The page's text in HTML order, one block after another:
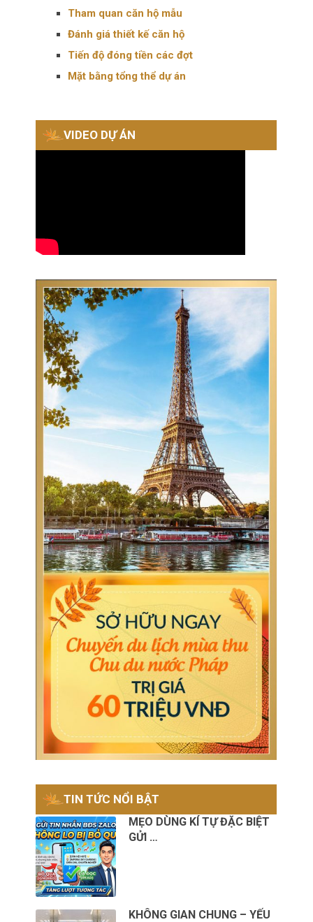
Tham quan căn hộ mẫu
Đánh giá thiết kế căn hộ
Tiến độ đóng tiền các đợt
Mặt bằng tổng thể dự án
VIDEO DỰ ÁN
TIN TỨC NỔI BẬT
MẸO DÙNG KÍ TỰ ĐẶC BIỆT
GỬI …
KHÔNG GIAN CHUNG – YẾU